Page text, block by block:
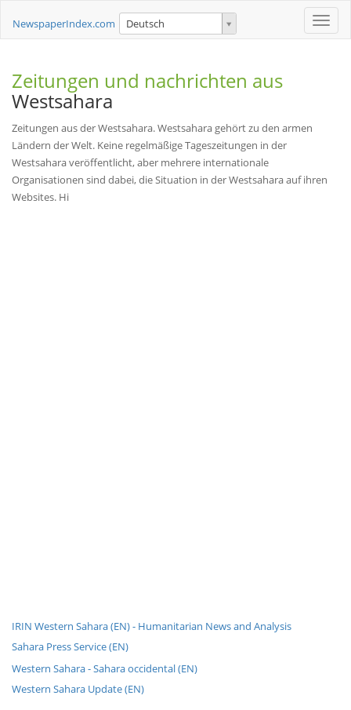
Toggle
NewspaperIndex.com Deutsch
Zeitungen und nachrichten aus
Westsahara
Zeitungen aus der Westsahara. Westsahara gehört zu den armen
Ländern der Welt. Keine regelmäßige Tageszeitungen in der
Westsahara veröffentlicht, aber mehrere internationale
Organisationen sind dabei, die Situation in der Westsahara auf ihren
Websites. Hi
IRIN Western Sahara (EN) - Humanitarian News and Analysis
Sahara Press Service (EN)
Western Sahara - Sahara occidental (EN)
Western Sahara Update (EN)